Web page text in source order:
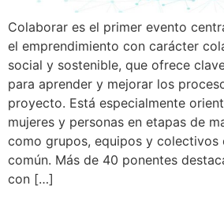
Colaborar es el primer evento
el emprendimiento con carácter
social y sostenible, que ofrece
para aprender y mejorar los
proyecto. Está especialmente
mujeres y personas en etapas de
como grupos, equipos y colectivos
común. Más de 40 ponentes
con […]